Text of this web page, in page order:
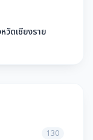
วัดเชียงราย
130